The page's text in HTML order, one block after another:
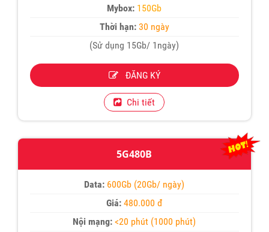
Mybox: 150Gb
Thời hạn:30 ngày
(Sử dụng 15Gb/ 1ngày)
ĐĂNG KÝ
Chi tiết
5G480B
Data: 600Gb (20Gb/ ngày)
Giá:480.000 đ
Nội mạng: <20 phút (1000 phút)